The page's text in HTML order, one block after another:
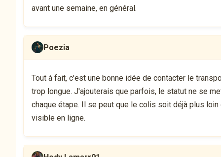
avant une semaine, en général.
Poezia
Tout à fait, c'est une bonne idée de contacter le
trop longue. J'ajouterais que parfois, le statut ne se
chaque étape. Il se peut que le colis soit déjà plus
visible en ligne.